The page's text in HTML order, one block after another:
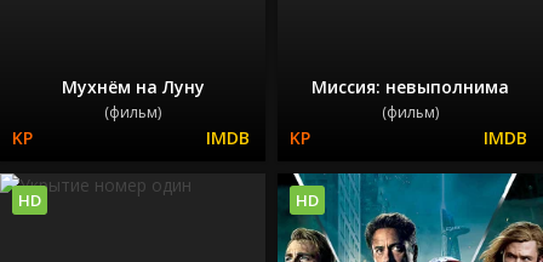
Мухнём на Луну
(фильм)
Миссия: невыполнима
(фильм)
HD HD